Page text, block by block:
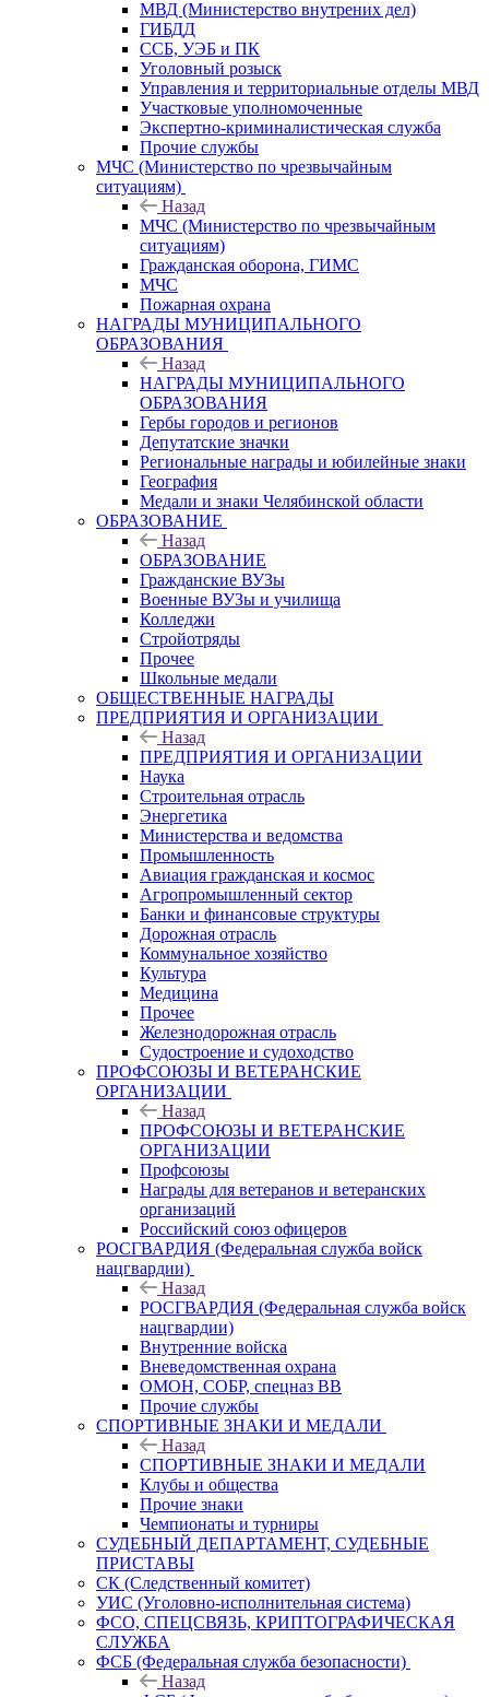
МВД (Министерство внутрених дел)
ГИБДД
ССБ, УЭБ и ПК
Уголовный розыск
Управления и территориальные отделы МВД
Участковые уполномоченные
Экспертно-криминалистическая служба
Прочие службы
МЧС (Министерство по чрезвычайным
ситуациям)
Назад
МЧС (Министерство по чрезвычайным
ситуациям)
Гражданская оборона, ГИМС
МЧС
Пожарная охрана
НАГРАДЫ МУНИЦИПАЛЬНОГО
ОБРАЗОВАНИЯ
Назад
НАГРАДЫ МУНИЦИПАЛЬНОГО
ОБРАЗОВАНИЯ
Гербы городов и регионов
Депутатские значки
Региональные награды и юбилейные знаки
География
Медали и знаки Челябинской области
ОБРАЗОВАНИЕ
Назад
ОБРАЗОВАНИЕ
Гражданские ВУЗы
Военные ВУЗы и училища
Колледжи
Стройотряды
Прочее
Школьные медали
ОБЩЕСТВЕННЫЕ НАГРАДЫ
ПРЕДПРИЯТИЯ И ОРГАНИЗАЦИИ
Назад
ПРЕДПРИЯТИЯ И ОРГАНИЗАЦИИ
Наука
Строительная отрасль
Энергетика
Министерства и ведомства
Промышленность
Авиация гражданская и космос
Агропромышленный сектор
Банки и финансовые структуры
Дорожная отрасль
Коммунальное хозяйство
Культура
Медицина
Прочее
Железнодорожная отрасль
Судостроение и судоходство
ПРОФСОЮЗЫ И ВЕТЕРАНСКИЕ
ОРГАНИЗАЦИИ
Назад
ПРОФСОЮЗЫ И ВЕТЕРАНСКИЕ
ОРГАНИЗАЦИИ
Профсоюзы
Награды для ветеранов и ветеранских
организаций
Российский союз офицеров
РОСГВАРДИЯ (Федеральная служба войск
нацгвардии)
Назад
РОСГВАРДИЯ (Федеральная служба войск
нацгвардии)
Внутренние войска
Вневедомственная охрана
ОМОН, СОБР, спецназ ВВ
Прочие службы
СПОРТИВНЫЕ ЗНАКИ И МЕДАЛИ
Назад
СПОРТИВНЫЕ ЗНАКИ И МЕДАЛИ
Клубы и общества
Прочие знаки
Чемпионаты и турниры
СУДЕБНЫЙ ДЕПАРТАМЕНТ, СУДЕБНЫЕ
ПРИСТАВЫ
СК (Следственный комитет)
УИС (Уголовно-исполнительная система)
ФСО, СПЕЦСВЯЗЬ, КРИПТОГРАФИЧЕСКАЯ
СЛУЖБА
ФСБ (Федеральная служба безопасности)
Назад